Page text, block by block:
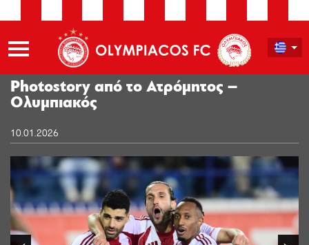
Photostory από το Ατρόμητος –
Ολυμπιακός
10.01.2026